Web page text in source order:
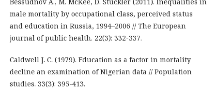
male mortality by occupational class, perceived status
and education in Russia, 1994–2006 // The European
journal of public health. 22(3): 332-337.
Caldwell J. C. (1979). Education as a factor in mortality
decline an examination of Nigerian data // Population
studies. 33(3): 395-413.